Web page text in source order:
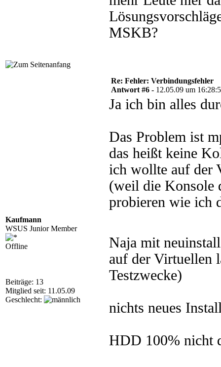
MSKB?
Kaufmann
WSUS Junior Member
Offline
Beiträge: 13
Mitglied seit: 11.05.09
Geschlecht:
Re: Fehler: Verbindungsfehler
Antwort #6 - 12.05.09 um
Ja ich bin alles
Das Problem ist
das heißt keine
ich wollte auf der
(weil die Konsole
probieren wie ich
Naja mit
auf der Virtuellen
Testzwecke)
nichts neues
HDD 100% nicht